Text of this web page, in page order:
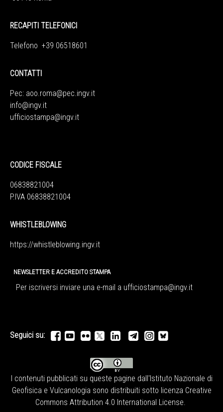
RECAPITI TELEFONICI
Telefono +39 06518601
CONTATTI
Pec: aoo.roma@pec.ingv.it
info@ingv.it
ufficiostampa@ingv.it
CODICE FISCALE
06838821004
P.IVA 06838821004
WHISTLEBLOWING
https://whistleblowing.ingv.it
NEWSLETTER E ACCREDITO STAMPA
Per iscriversi inviare una e-mail a ufficiostampa@ingv.it
Seguici su:
I contenuti pubblicati su queste pagine dall' Istituto Nazionale di
Geofisica e Vulcanologia sono distribuiti sotto licenza Creative
Commons Attribution 4.0 International License.